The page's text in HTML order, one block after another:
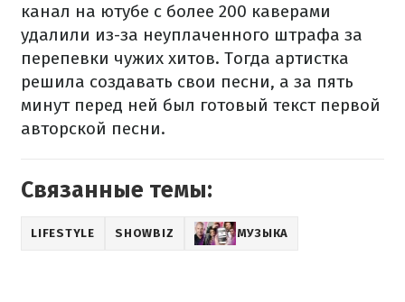
канал на ютубе с более 200 каверами
удалили из-за неуплаченного штрафа за
перепевки чужих хитов. Тогда артистка
решила создавать свои песни, а за пять
минут перед ней был готовый текст первой
авторской песни.
Связанные темы:
LIFESTYLE SHOWBIZ МУЗЫКА